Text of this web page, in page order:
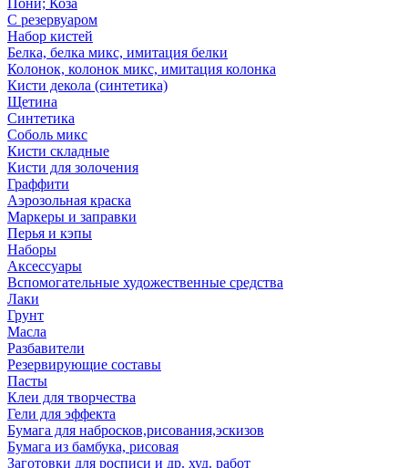
Пони; Коза
С резервуаром
Набор кистей
Белка, белка микс, имитация белки
Колонок, колонок микс, имитация колонка
Кисти декола (синтетика)
Щетина
Синтетика
Соболь микс
Кисти складные
Кисти для золочения
Граффити
Аэрозольная краска
Маркеры и заправки
Перья и кэпы
Наборы
Аксессуары
Вспомогательные художественные средства
Лаки
Грунт
Масла
Разбавители
Резервирующие составы
Пасты
Клеи для творчества
Гели для эффекта
Бумага для набросков,рисования,эскизов
Бумага из бамбука, рисовая
Заготовки для росписи и др. худ. работ